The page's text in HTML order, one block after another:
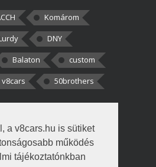
a v8cars.hu is sütiket
működés
tájékoztatónkban
Komárom
DNY
Balaton
custom
v8cars 50brothers
Elszúrtam! Én csak két
Nem tudtam, hogy fél autót,